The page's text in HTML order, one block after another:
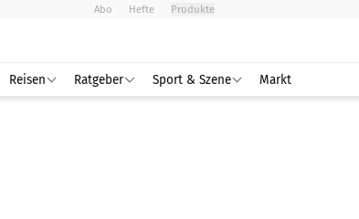
Abo Hefte Produkte
Reisen Ratgeber Sport & Szene Markt